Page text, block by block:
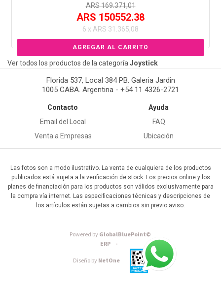
ARS 169.371,01
ARS 150552.38
6 x ARS 31.365,08
Ver todos los productos de la categoríaJoystick
Florida 537, Local 384 PB. Galeria Jardin
1005 CABA. Argentina - +54 11 4326-2721
Contacto
Email del Local
Venta a Empresas
Ayuda
FAQ
Ubicación
Las fotos son a modo ilustrativo. La venta de cualquiera de los productos
publicados está sujeta a la verificación de stock. Los precios online y los
planes de financiación para los productos son válidos exclusivamente para
la compra vía internet. Las especificaciones técnicas y descripciones de
los artículos están sujetas a cambios sin previo aviso.
Powered byGlobalBluePoint©
ERP -
Diseño byNetOne